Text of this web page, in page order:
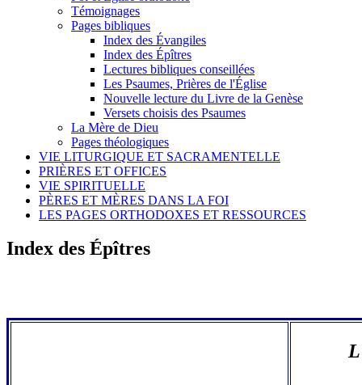
Témoignages
Pages bibliques
Index des Évangiles
Index des Épîtres
Lectures bibliques conseillées
Les Psaumes, Prières de l'Église
Nouvelle lecture du Livre de la Genèse
Versets choisis des Psaumes
La Mère de Dieu
Pages théologiques
VIE LITURGIQUE ET SACRAMENTELLE
PRIÈRES ET OFFICES
VIE SPIRITUELLE
PÈRES ET MÈRES DANS LA FOI
LES PAGES ORTHODOXES ET RESSOURCES
Index des Épîtres